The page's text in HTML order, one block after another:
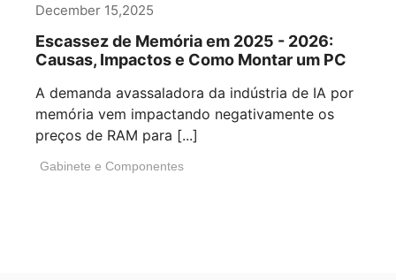
December 15,2025
Escassez de Memória em 2025 - 2026:
Causas, Impactos e Como Montar um PC
A demanda avassaladora da indústria de IA por
memória vem impactando negativamente os
preços de RAM para [...]
Gabinete e Componentes